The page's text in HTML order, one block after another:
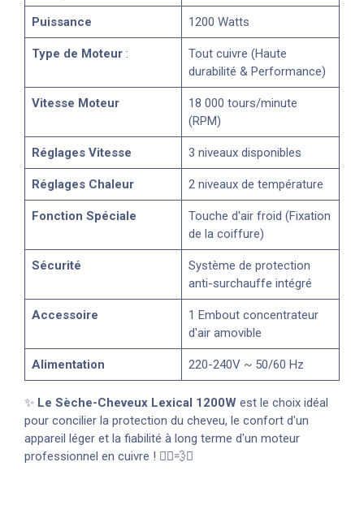
Puissance 1200 Watts
Type de Moteur :
Tout cuivre (Haute
durabilité & Performance)
Vitesse Moteur
18 000 tours/minute
(RPM)
Réglages Vitesse 3 niveaux disponibles
Réglages Chaleur 2 niveaux de température
Fonction Spéciale
Touche d'air froid (Fixation
de la coiffure)
Sécurité
Système de protection
anti-surchauffe intégré
Accessoire
1 Embout concentrateur
d'air amovible
Alimentation 220-240V ~ 50/60 Hz
✨ Le Sèche-Cheveux Lexical 1200W est le choix idéal
pour concilier la protection du cheveu, le confort d'un
appareil léger et la fiabilité à long terme d'un moteur
professionnel en cuivre ! 💇‍♀️💨✨